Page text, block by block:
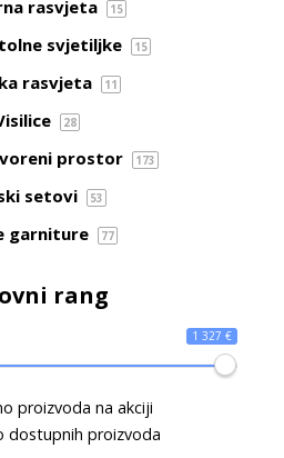
rasvjeta 15
svjetiljke 15
rasvjeta 11
28
prostor 173
setovi 53
garniture 77
rang
1 327 €
proizvoda na akciji
dostupnih proizvoda